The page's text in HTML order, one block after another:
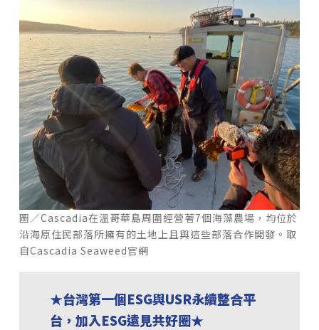
圖／Cascadia在溫哥華島周圍經營著7個海藻農場，均位於
沿海原住民部落所擁有的土地上且與這些部落合作開發。取
自Cascadia Seaweed官網
★台灣第一個ESG與USR永續整合平
台，加入ESG遠見共好圈★